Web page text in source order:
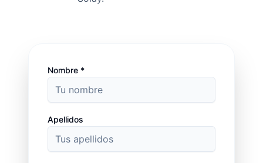
Nombre *
Apellidos